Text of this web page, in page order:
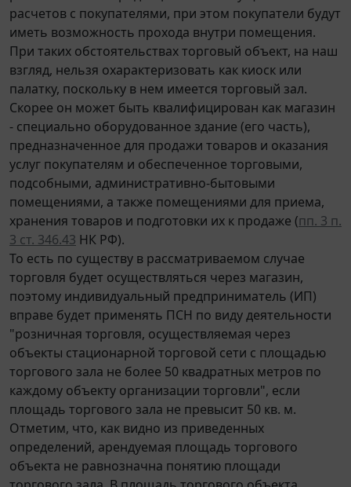
расчетов с покупателями, при этом покупатели будут
иметь возможность прохода внутри помещения.
При таких обстоятельствах торговый объект, на наш
взгляд, нельзя охарактеризовать как киоск или
палатку, поскольку в нем имеется торговый зал.
Скорее он может быть квалифицирован как магазин
- специально оборудованное здание (его часть),
предназначенное для продажи товаров и оказания
услуг покупателям и обеспеченное торговыми,
подсобными, административно-бытовыми
помещениями, а также помещениями для приема,
хранения товаров и подготовки их к продаже (пп. 3 п.
3 ст. 346.43 НК РФ).
То есть по существу в рассматриваемом случае
торговля будет осуществляться через магазин,
поэтому индивидуальный предприниматель (ИП)
вправе будет применять ПСН по виду деятельности
"розничная торговля, осуществляемая через
объекты стационарной торговой сети с площадью
торгового зала не более 50 квадратных метров по
каждому объекту организации торговли", если
площадь торгового зала не превысит 50 кв. м.
Отметим, что, как видно из приведенных
определений, арендуемая площадь торгового
объекта не равнозначна понятию площади